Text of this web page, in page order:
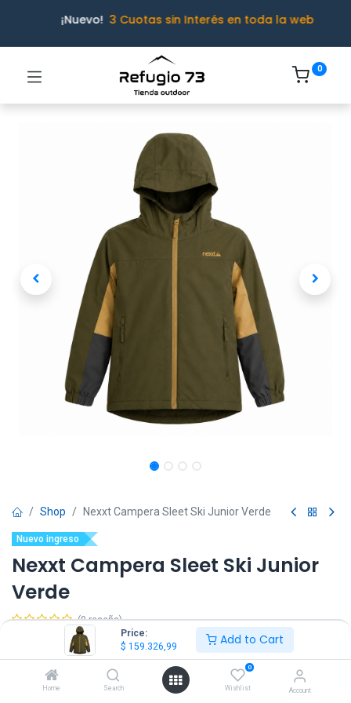
Price:
$ 159.326,99 Add to Cart
Home Search
0
Wishlist Account
¡Nuevo! 3 Cuotas sin Interés en toda la web
0
Shop Nexxt Campera Sleet Ski Junior Verde
Nuevo ingreso
Nexxt Campera Sleet Ski Junior
Verde
(0 reseña)
159.326,99 IVA Incluido